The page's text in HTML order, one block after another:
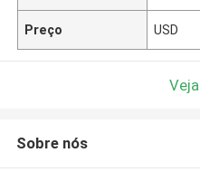
Preço USD
Sobre nós